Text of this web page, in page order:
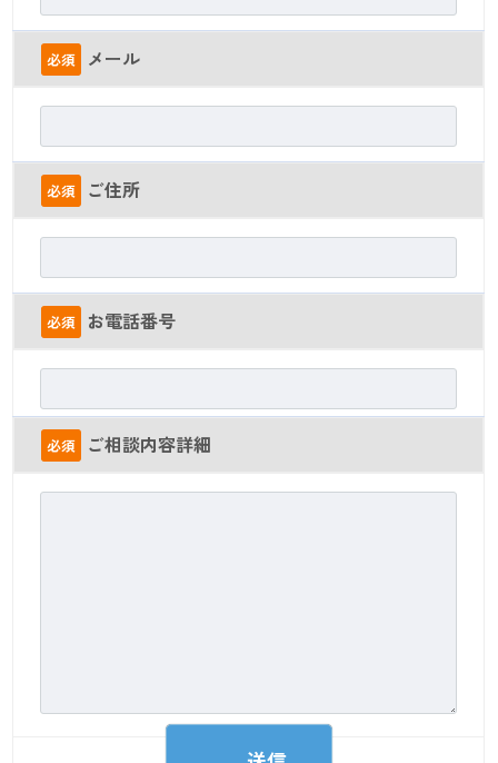
必須 メール
必須 ご住所
必須 お電話番号
必須 ご相談内容詳細